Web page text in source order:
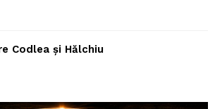
Codlea și Hălchiu